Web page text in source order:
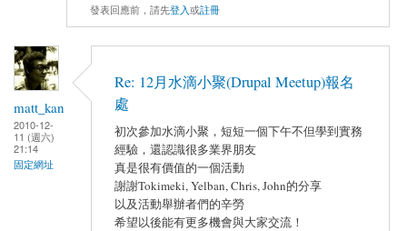
發表回應前，請先登入或註冊
matt_kan
2010-12-
11 (週六)
21:14
固定網址
Re: 12月水滴小聚(Drupal Meetup)報名
處
初次參加水滴小聚，短短一個下午不但學到實務
經驗，還認識很多業界朋友
真是很有價值的一個活動
謝謝Tokimeki, Yelban, Chris, John的分享
以及活動舉辦者們的辛勞
希望以後能有更多機會與大家交流！